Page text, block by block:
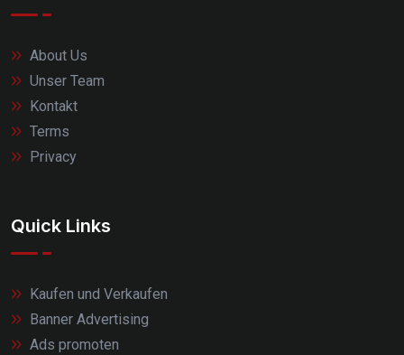
About Us
Unser Team
Kontakt
Terms
Privacy
Quick Links
Kaufen und Verkaufen
Banner Advertising
Ads promoten